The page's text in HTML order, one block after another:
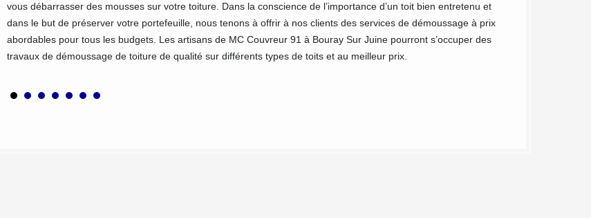
vous débarrasser des mousses sur votre toiture. Dans la conscience de l’importance d’un toit bien entretenu et
dans le but de préserver votre portefeuille, nous tenons à offrir à nos clients des services de démoussage à prix
abordables pour tous les budgets. Les artisans de MC Couvreur 91 à Bouray Sur Juine pourront s’occuper des
travaux de démoussage de toiture de qualité sur différents types de toits et au meilleur prix.